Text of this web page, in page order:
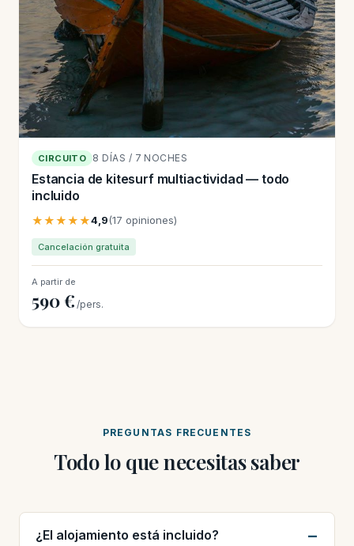
CIRCUITO 8 DÍAS / 7 NOCHES
Estancia de kitesurf multiactividad — todo
incluido
★★★★★4,9(17 opiniones)
Cancelación gratuita
A partir de
590 € /pers.
PREGUNTAS FRECUENTES
Todo lo que necesitas saber
¿El alojamiento está incluido?